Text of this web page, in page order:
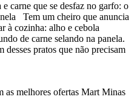
carne que se desfaz no garfo: o
Tem um cheiro que anuncia
à cozinha: alho e cebola
de carne selando na panela.
desses pratos que não precisam
as melhores ofertas Mart Minas